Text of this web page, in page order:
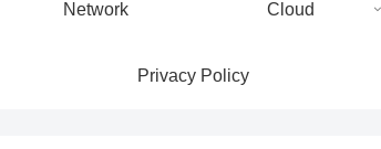
Network Cloud
Privacy Policy